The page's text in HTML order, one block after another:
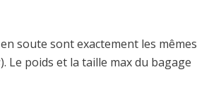
soute sont exactement les mêmes
). Le poids et la taille max du bagage